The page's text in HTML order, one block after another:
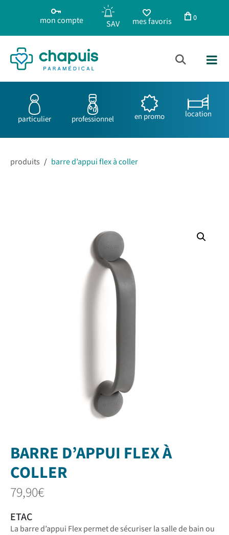
mon compte mes favoris 0
particulier professionnel en promo location
produits / barre d’appui flex à coller
BARRE D’APPUI FLEX À
COLLER
79,90€
ETAC
La barre d’appui Flex permet de sécuriser la salle de bain ou